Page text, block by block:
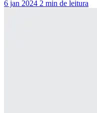
6 jan 2024 2 min de leitura